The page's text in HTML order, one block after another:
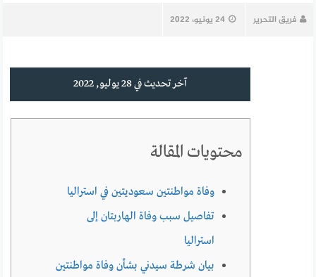
فريق التحرير 24 يونيو، 2022
آخر تحديث في 28 يوليو, 2022
محتويات المقالة
وفاة مواطنتين سعوديتين في استراليا
تفاصيل سبب وفاة الهاربتان إلى
استراليا
بيان شرطة سيدني بشأن وفاة مواطنتين